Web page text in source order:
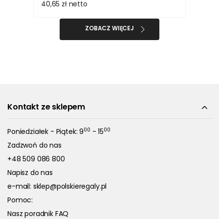
40,65 zł netto
ZOBACZ WIĘCEJ
Kontakt ze sklepem
Poniedziałek - Piątek: 900 - 1500
Zadzwoń do nas
+48 509 086 800
Napisz do nas
e-mail: sklep@polskieregaly.pl
Pomoc:
Nasz poradnik FAQ